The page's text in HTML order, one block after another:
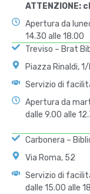
ATTENZIONE:
Apertura da
14.30 alle 18.00
Treviso – Brat
Piazza Rinaldi,
Servizio di
Apertura da
dalle 9.00 alle
Carbonera –
Via Roma, 52
Servizio di
dalle 15.00 alle